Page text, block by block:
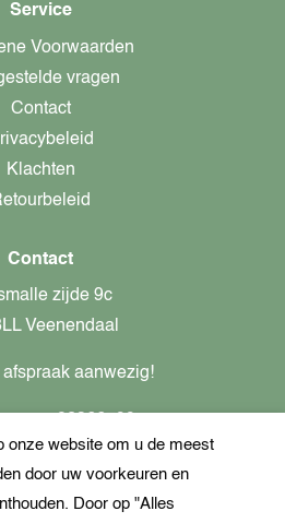
Service
Voorwaarden
vragen
Contact
Klachten
Contact
zijde 9c
Veenendaal
aanwezig!
nl862437301B01
onze website om u de meest
door uw voorkeuren en
Door op "Alles